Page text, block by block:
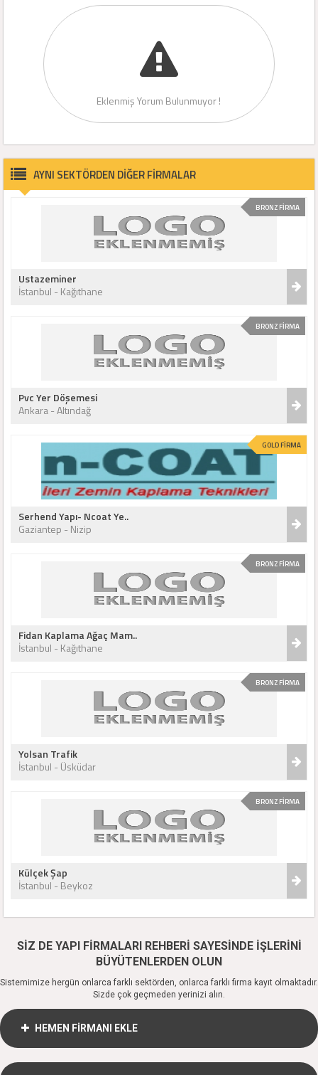
Eklenmiş Yorum Bulunmuyor !
AYNI SEKTÖRDEN DİĞER FİRMALAR
BRONZ FİRMA
Ustazeminer
İstanbul - Kağıthane
BRONZ FİRMA
Pvc Yer Döşemesi
Ankara - Altındağ
GOLD FİRMA
Serhend Yapı- Ncoat Ye..
Gaziantep - Nizip
BRONZ FİRMA
Fidan Kaplama Ağaç Mam..
İstanbul - Kağıthane
BRONZ FİRMA
Yolsan Trafik
İstanbul - Üsküdar
BRONZ FİRMA
Külçek Şap
İstanbul - Beykoz
SİZ DE YAPI FİRMALARI REHBERİ SAYESİNDE İŞLERİNİ
BÜYÜTENLERDEN OLUN
Sistemimize hergün onlarca farklı sektörden, onlarca farklı firma kayıt olmaktadır.
Sizde çok geçmeden yerinizi alın.
HEMEN FİRMANI EKLE